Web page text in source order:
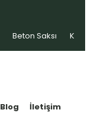
Beton Saksı Kablo
Blog İletişim